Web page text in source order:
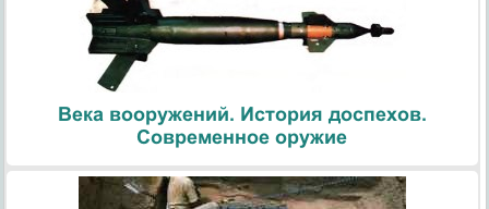
Века вооружений. История доспехов.
Современное оружие